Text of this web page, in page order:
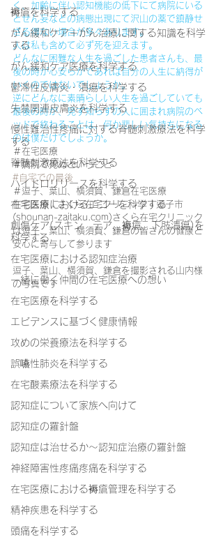
褥瘡を科学する
がん緩和ケア＋がん治療に関する知識を科学
する
がん緩和ケア医療を科学する
鬱滞性皮膚炎・潰瘍を科学する
失禁関連皮膚炎を科学する
慢性難治性疼痛に対する脊髄刺激療法を科学
する
脊髄刺激療法を科学する
ハイドロリリースを科学する
在宅医療におけるエコーを科学する
創傷ケア(スキン テア、褥瘡、下肢潰瘍)を
科学する
在宅医療における認知症治療
一緒に働く仲間の在宅医療への想い
在宅医療を科学する
エビデンスに基づく健康情報
攻めの栄養療法を科学する
誤嚥性肺炎を科学する
在宅酸素療法を科学する
認知症について家族へ向けて
認知症の羅針盤
認知症は治せるか～認知症治療の羅針盤
神経障害性疼痛疼痛を科学する
在宅医療における褥瘡管理を科学する
精神疾患を科学する
頭痛を科学する
く、加齢に伴い認知機能の低下にて病院にいる
とせん妄などの病態出現にて沢山の薬で鎮静せ
ざる得ない場合が多々あります。
人は私も含めて必ず死を迎えます。
どんなに困難な人生を過ごした患者さんも、最
後の時が心安らかであれば自分の人生に納得が
いくのではないでしょうか。
逆にどんなに素晴らしい人生を過ごしていても
最後の時が、見ず知らずの人に囲まれ病院のベ
ッドで終わることは、何か悲しい気持ちになる
のは僕だけでしょうか。
＃在宅医療
＃病院で死ぬということ
#自宅での最後
＃逗子、葉山、横須賀、鎌倉在宅医療
在宅医療 | さくら在宅クリニック | 逗子市
(shounan-zaitaku.com)さくら在宅クリニック
は逗子、葉山、横須賀、鎌倉の皆さんの健康と
安心に寄与して参ります
逗子、葉山、横須賀、鎌倉を撮影される山内様
の写真です